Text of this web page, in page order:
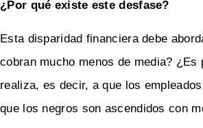
¿Por qué existe este desfase?
Esta disparidad financiera debe
cobran mucho menos de media?
realiza, es decir, a que los
que los negros son ascendidos con